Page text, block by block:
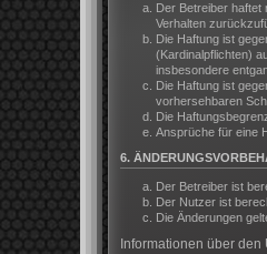
Der Betreiber haftet
Verhalten
Die Haftung ist
(Kardinalpflichten)
insbesondere
Die Haftung ist
vorhersehbaren
Die
Ansprüche für eine
6.
Der Betreiber ist
Der Nutzer ist
Die Änderungen
Informationen über